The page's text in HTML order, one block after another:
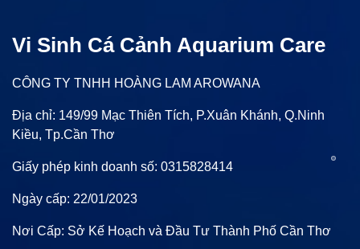
Vi Sinh Cá Cảnh Aquarium Care
CÔNG TY TNHH HOÀNG LAM AROWANA
Địa chỉ: 149/99 Mạc Thiên Tích, P.Xuân Khánh, Q.Ninh
Kiều, Tp.Cần Thơ
Giấy phép kinh doanh số: 0315828414
Ngày cấp: 22/01/2023
Nơi Cấp: Sở Kế Hoạch và Đầu Tư Thành Phố Cần Thơ